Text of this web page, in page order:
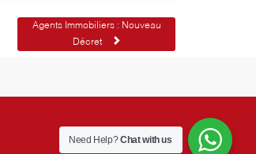
Agents Immobiliers : Nouveau
Décret
Need Help?Chat with us